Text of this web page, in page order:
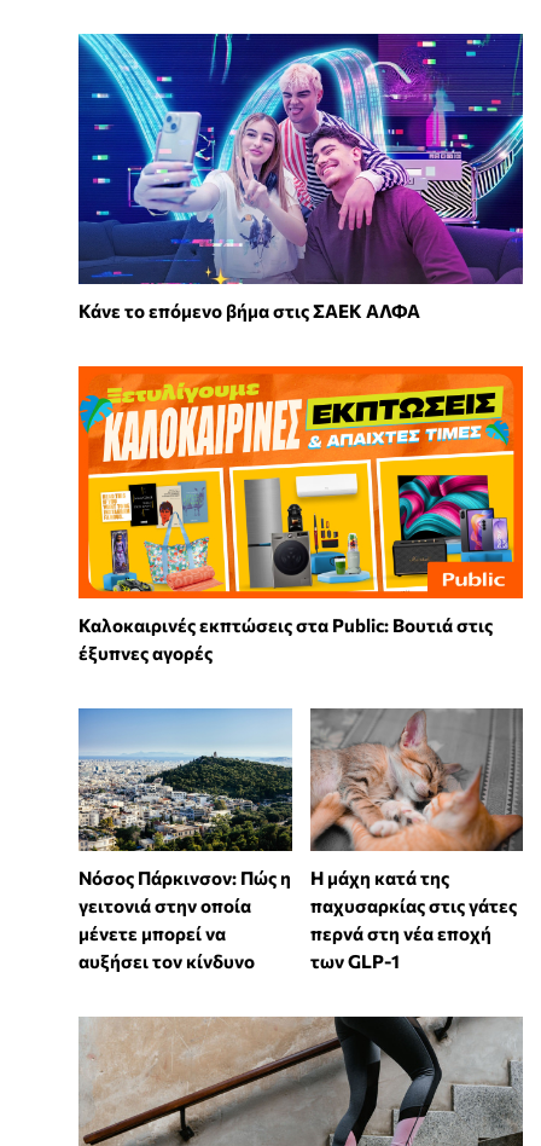
Κάνε το επόμενο βήμα στις ΣΑΕΚ ΑΛΦΑ
Καλοκαιρινές εκπτώσεις στα Public: Βουτιά στις
έξυπνες αγορές
Νόσος Πάρκινσον: Πώς η
γειτονιά στην οποία
μένετε μπορεί να
αυξήσει τον κίνδυνο
Η μάχη κατά της
παχυσαρκίας στις γάτες
περνά στη νέα εποχή
των GLP-1